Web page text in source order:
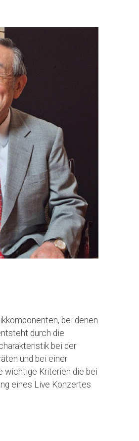
bei denen
durch die
bei der
und bei einer
wichtige Kriterien die bei
eines Live Konzertes